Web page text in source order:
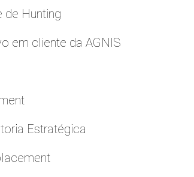
de Hunting
em cliente da AGNIS
Estratégica